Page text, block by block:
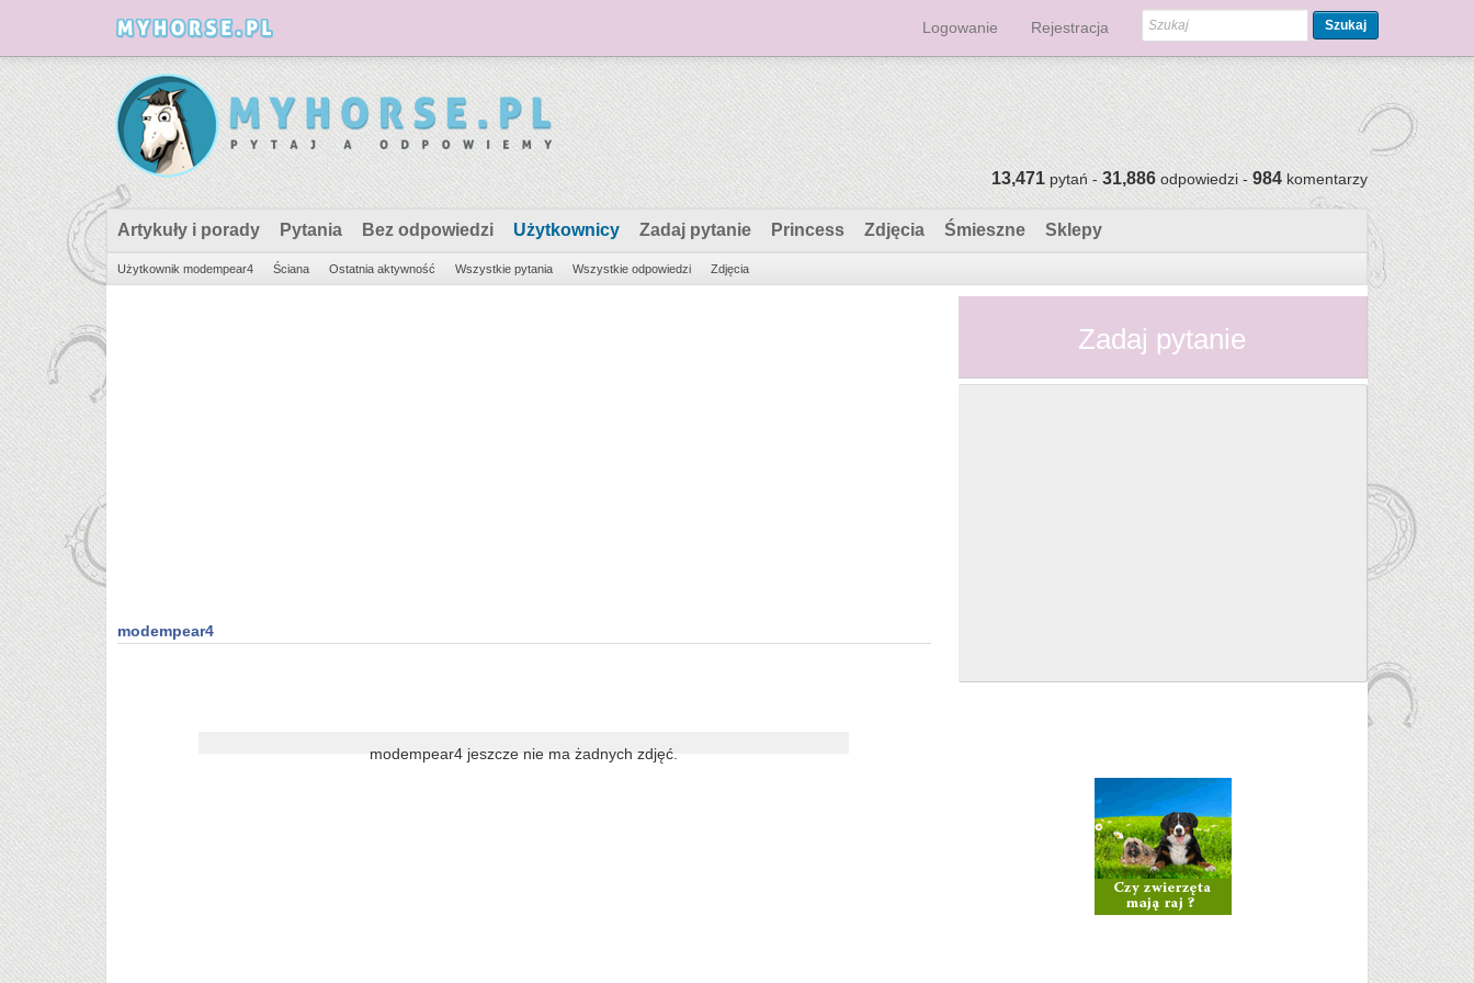
Logowanie Rejestracja Szukaj
13,471pytań -31,886odpowiedzi -984komentarzy
Artykuły i porady Pytania Bez odpowiedzi Użytkownicy Zadaj pytanie Princess Zdjęcia Śmieszne Sklepy
Użytkownik modempear4 Ściana Ostatnia aktywność Wszystkie pytania Wszystkie odpowiedzi Zdjęcia
modempear4
modempear4 jeszcze nie ma żadnych zdjęć.
Zadaj pytanie